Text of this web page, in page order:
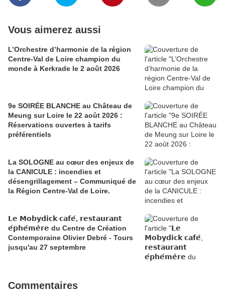
Vous aimerez aussi
L’Orchestre d’harmonie de la région
Centre-Val de Loire champion du
monde à Kerkrade le 2 août 2026
9e SOIRÉE BLANCHE au Château de
Meung sur Loire le 22 août 2026 :
Réservations ouvertes à tarifs
préférentiels
La SOLOGNE au cœur des enjeux de
la CANICULE : incendies et
désengrillagement – Communiqué de
la Région Centre-Val de Loire.
𝗟𝗲 𝗠𝗼𝗯𝘆𝗱𝗶𝗰𝗸 𝗰𝗮𝗳𝗲́, 𝗿𝗲𝘀𝘁𝗮𝘂𝗿𝗮𝗻𝘁
𝗲́𝗽𝗵𝗲́𝗺𝗲̀𝗿𝗲 du Centre de Création
Contemporaine Olivier Debré - Tours
jusqu'au 27 septembre
Commentaires